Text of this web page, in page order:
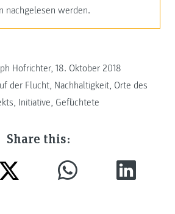
nachgelesen werden.
Hofrichter, 18. Oktober 2018
der Flucht, Nachhaltigkeit, Orte des
, Initiative, Geflüchtete
Share this: